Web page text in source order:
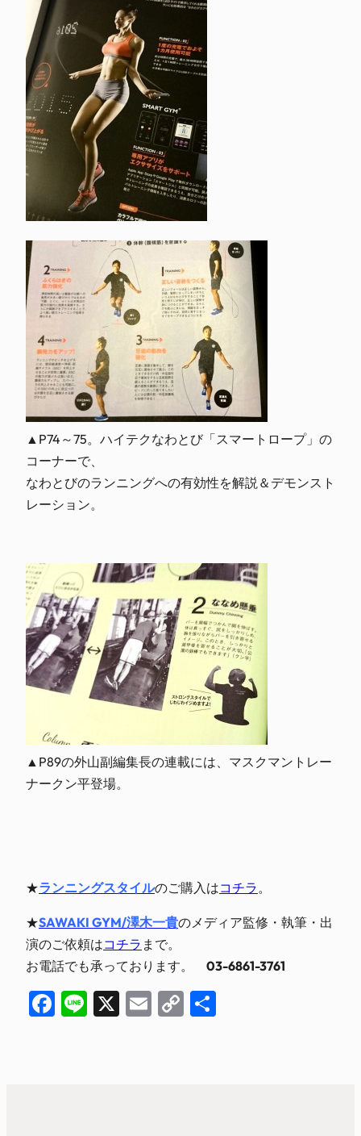
▲P74～75。ハイテクなわとび「スマートロープ」の
コーナーで、
なわとびのランニングへの有効性を解説＆デモンスト
レーション。
▲P89の外山副編集長の連載には、マスクマントレー
ナークン平登場。
★ランニングスタイルのご購入はコチラ。
★SAWAKI GYM/澤木一貴のメディア監修・執筆・出
演のご依頼はコチラ まで。
お電話でも承っております。 03-6861-3761
Facebook
Line
X EmailCopy